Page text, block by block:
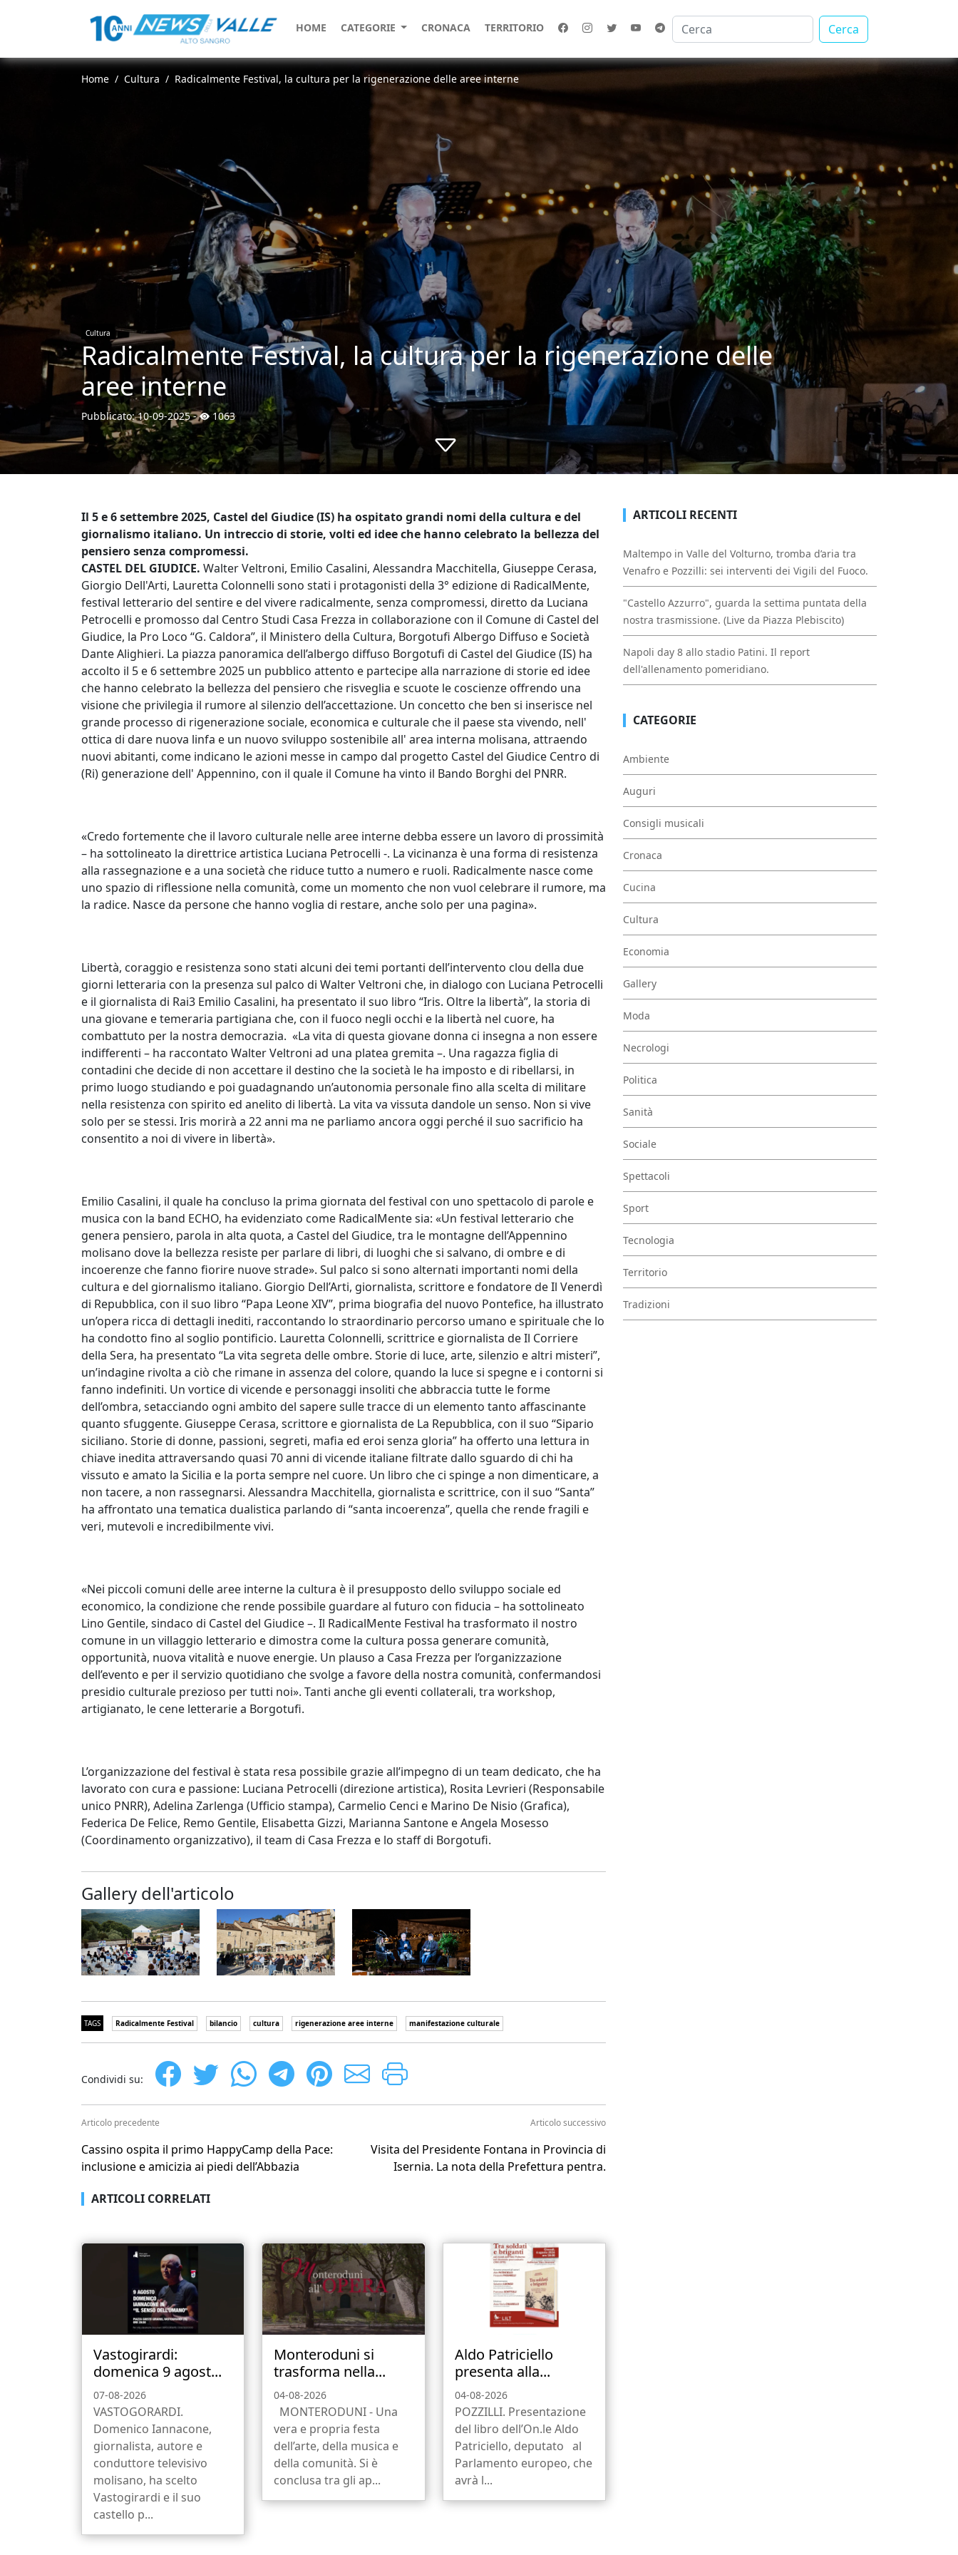
HOME CATEGORIE CRONACA TERRITORIO Cerca
Home Cultura Radicalmente Festival, la cultura per la rigenerazione delle aree interne
Cultura
Radicalmente Festival, la cultura per la rigenerazione delle
aree interne
Pubblicato:10-09-2025- 1063
Il 5 e 6 settembre 2025, Castel del Giudice (IS) ha ospitato grandi nomi della cultura e del
giornalismo italiano. Un intreccio di storie, volti ed idee che hanno celebrato la bellezza del
pensiero senza compromessi.
CASTEL DEL GIUDICE. Walter Veltroni, Emilio Casalini, Alessandra Macchitella, Giuseppe Cerasa,
Giorgio Dell'Arti, Lauretta Colonnelli sono stati i protagonisti della 3° edizione di RadicalMente,
festival letterario del sentire e del vivere radicalmente, senza compromessi, diretto da Luciana
Petrocelli e promosso dal Centro Studi Casa Frezza in collaborazione con il Comune di Castel del
Giudice, la Pro Loco “G. Caldora”, il Ministero della Cultura, Borgotufi Albergo Diffuso e Società
Dante Alighieri. La piazza panoramica dell’albergo diffuso Borgotufi di Castel del Giudice (IS) ha
accolto il 5 e 6 settembre 2025 un pubblico attento e partecipe alla narrazione di storie ed idee
che hanno celebrato la bellezza del pensiero che risveglia e scuote le coscienze offrendo una
visione che privilegia il rumore al silenzio dell’accettazione. Un concetto che ben si inserisce nel
grande processo di rigenerazione sociale, economica e culturale che il paese sta vivendo, nell'
ottica di dare nuova linfa e un nuovo sviluppo sostenibile all' area interna molisana, attraendo
nuovi abitanti, come indicano le azioni messe in campo dal progetto Castel del Giudice Centro di
(Ri) generazione dell' Appennino, con il quale il Comune ha vinto il Bando Borghi del PNRR.
«Credo fortemente che il lavoro culturale nelle aree interne debba essere un lavoro di prossimità
– ha sottolineato la direttrice artistica Luciana Petrocelli -. La vicinanza è una forma di resistenza
alla rassegnazione e a una società che riduce tutto a numero e ruoli. Radicalmente nasce come
uno spazio di riflessione nella comunità, come un momento che non vuol celebrare il rumore, ma
la radice. Nasce da persone che hanno voglia di restare, anche solo per una pagina».
Libertà, coraggio e resistenza sono stati alcuni dei temi portanti dell’intervento clou della due
giorni letteraria con la presenza sul palco di Walter Veltroni che, in dialogo con Luciana Petrocelli
e il giornalista di Rai3 Emilio Casalini, ha presentato il suo libro “Iris. Oltre la libertà”, la storia di
una giovane e temeraria partigiana che, con il fuoco negli occhi e la libertà nel cuore, ha
combattuto per la nostra democrazia. «La vita di questa giovane donna ci insegna a non essere
indifferenti – ha raccontato Walter Veltroni ad una platea gremita –. Una ragazza figlia di
contadini che decide di non accettare il destino che la società le ha imposto e di ribellarsi, in
primo luogo studiando e poi guadagnando un’autonomia personale fino alla scelta di militare
nella resistenza con spirito ed anelito di libertà. La vita va vissuta dandole un senso. Non si vive
solo per se stessi. Iris morirà a 22 anni ma ne parliamo ancora oggi perché il suo sacrificio ha
consentito a noi di vivere in libertà».
Emilio Casalini, il quale ha concluso la prima giornata del festival con uno spettacolo di parole e
musica con la band ECHO, ha evidenziato come RadicalMente sia: «Un festival letterario che
genera pensiero, parola in alta quota, a Castel del Giudice, tra le montagne dell’Appennino
molisano dove la bellezza resiste per parlare di libri, di luoghi che si salvano, di ombre e di
incoerenze che fanno fiorire nuove strade». Sul palco si sono alternati importanti nomi della
cultura e del giornalismo italiano. Giorgio Dell’Arti, giornalista, scrittore e fondatore de Il Venerdì
di Repubblica, con il suo libro “Papa Leone XIV”, prima biografia del nuovo Pontefice, ha illustrato
un’opera ricca di dettagli inediti, raccontando lo straordinario percorso umano e spirituale che lo
ha condotto fino al soglio pontificio. Lauretta Colonnelli, scrittrice e giornalista de Il Corriere
della Sera, ha presentato “La vita segreta delle ombre. Storie di luce, arte, silenzio e altri misteri”,
un’indagine rivolta a ciò che rimane in assenza del colore, quando la luce si spegne e i contorni si
fanno indefiniti. Un vortice di vicende e personaggi insoliti che abbraccia tutte le forme
dell’ombra, setacciando ogni ambito del sapere sulle tracce di un elemento tanto affascinante
quanto sfuggente. Giuseppe Cerasa, scrittore e giornalista de La Repubblica, con il suo “Sipario
siciliano. Storie di donne, passioni, segreti, mafia ed eroi senza gloria” ha offerto una lettura in
chiave inedita attraversando quasi 70 anni di vicende italiane filtrate dallo sguardo di chi ha
vissuto e amato la Sicilia e la porta sempre nel cuore. Un libro che ci spinge a non dimenticare, a
non tacere, a non rassegnarsi. Alessandra Macchitella, giornalista e scrittrice, con il suo “Santa”
ha affrontato una tematica dualistica parlando di “santa incoerenza”, quella che rende fragili e
veri, mutevoli e incredibilmente vivi.
«Nei piccoli comuni delle aree interne la cultura è il presupposto dello sviluppo sociale ed
economico, la condizione che rende possibile guardare al futuro con fiducia – ha sottolineato
Lino Gentile, sindaco di Castel del Giudice –. Il RadicalMente Festival ha trasformato il nostro
comune in un villaggio letterario e dimostra come la cultura possa generare comunità,
opportunità, nuova vitalità e nuove energie. Un plauso a Casa Frezza per l’organizzazione
dell’evento e per il servizio quotidiano che svolge a favore della nostra comunità, confermandosi
presidio culturale prezioso per tutti noi». Tanti anche gli eventi collaterali, tra workshop,
artigianato, le cene letterarie a Borgotufi.
L’organizzazione del festival è stata resa possibile grazie all’impegno di un team dedicato, che ha
lavorato con cura e passione: Luciana Petrocelli (direzione artistica), Rosita Levrieri (Responsabile
unico PNRR), Adelina Zarlenga (Ufficio stampa), Carmelio Cenci e Marino De Nisio (Grafica),
Federica De Felice, Remo Gentile, Elisabetta Gizzi, Marianna Santone e Angela Mosesso
(Coordinamento organizzativo), il team di Casa Frezza e lo staff di Borgotufi.
Gallery dell'articolo
TAGS Radicalmente Festival bilancio cultura rigenerazione aree interne manifestazione culturale
Condividi su:
Articolo precedente
Cassino ospita il primo HappyCamp della Pace:
inclusione e amicizia ai piedi dell’Abbazia
Articolo successivo
Visita del Presidente Fontana in Provincia di
Isernia. La nota della Prefettura pentra.
ARTICOLI CORRELATI
Vastogirardi:
domenica 9 agost...
07-08-2026
VASTOGORARDI.
Domenico Iannacone,
giornalista, autore e
conduttore televisivo
molisano, ha scelto
Vastogirardi e il suo
castello p...
Monteroduni si
trasforma nella...
04-08-2026
MONTERODUNI - Una
vera e propria festa
dell’arte, della musica e
della comunità. Si è
conclusa tra gli ap...
Aldo Patriciello
presenta alla...
04-08-2026
POZZILLI. Presentazione
del libro dell’On.le Aldo
Patriciello, deputato al
Parlamento europeo, che
avrà l...
ARTICOLI RECENTI
Maltempo in Valle del Volturno, tromba d’aria tra
Venafro e Pozzilli: sei interventi dei Vigili del Fuoco.
"Castello Azzurro", guarda la settima puntata della
nostra trasmissione. (Live da Piazza Plebiscito)
Napoli day 8 allo stadio Patini. Il report
dell'allenamento pomeridiano.
CATEGORIE
Ambiente
Auguri
Consigli musicali
Cronaca
Cucina
Cultura
Economia
Gallery
Moda
Necrologi
Politica
Sanità
Sociale
Spettacoli
Sport
Tecnologia
Territorio
Tradizioni